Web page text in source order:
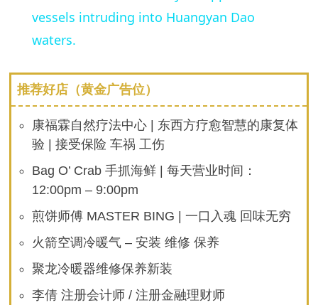
vessels intruding into Huangyan Dao
waters.
推荐好店（黄金广告位）
康福霖自然疗法中心 | 东西方疗愈智慧的康复体
验 | 接受保险 车祸 工伤
Bag O’ Crab 手抓海鲜 | 每天营业时间：
12:00pm – 9:00pm
煎饼师傅 MASTER BING | 一口入魂 回味无穷
火箭空调冷暖气 – 安装 维修 保养
聚龙冷暖器维修保养新装
李倩 注册会计师 / 注册金融理财师